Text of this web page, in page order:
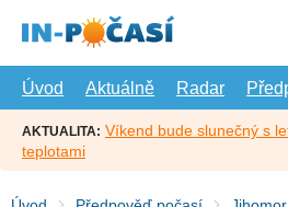
hlavní
Úvod
Aktuálně Radar
AKTUALITA: Víkend bude slunečný s
teplotami